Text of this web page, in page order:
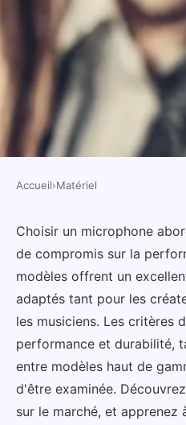
Les meilleurs
: performance et
Anna•26 décembre 2024•6
Accueil›Matériel
Choisir un microphone
de compromis sur la
modèles offrent un
adaptés tant pour les
les musiciens. Les critères
performance et durabilité,
entre modèles haut de
d'être examinée.
sur le marché, et apprenez